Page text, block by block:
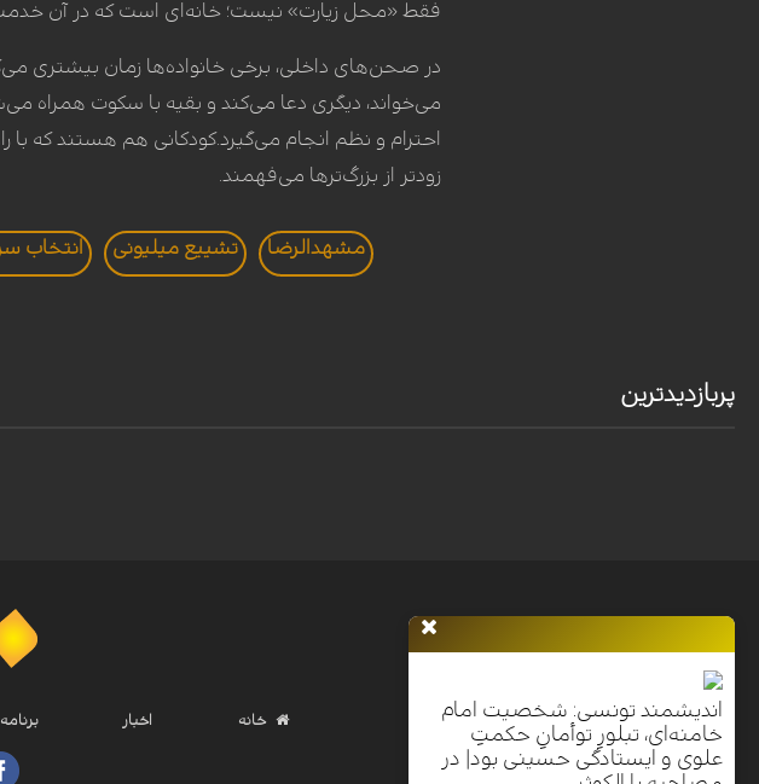
فقط «محل زیارت» نیست؛ خانه‌ای است که در آن
در صحن‌های داخلی، برخی خانواده‌ها زمان بیشتری
می‌خواند، دیگری دعا می‌کند و بقیه با سکوت همراه
احترام و نظم انجام می‌گیرد.کودکانی هم هستند که با
زودتر از بزرگ‌ترها می‌فهمند.
مشهدالرضا تشییع میلیونی انتخاب
پربازدیدترین
اندیشمند تونسی: شخصیت امام
خامنه‌ای، تبلورِ توأمانِ حکمتِ
علوی و ایستادگی حسینی بود| در
خانه اخبار